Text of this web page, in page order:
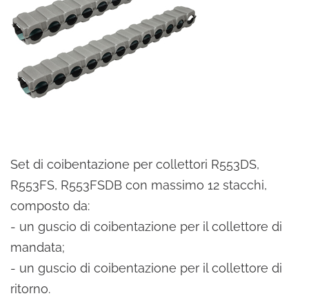
Set di coibentazione per collettori R553DS,
R553FS, R553FSDB con massimo 12 stacchi,
composto da:
- un guscio di coibentazione per il collettore di
mandata;
- un guscio di coibentazione per il collettore di
ritorno.